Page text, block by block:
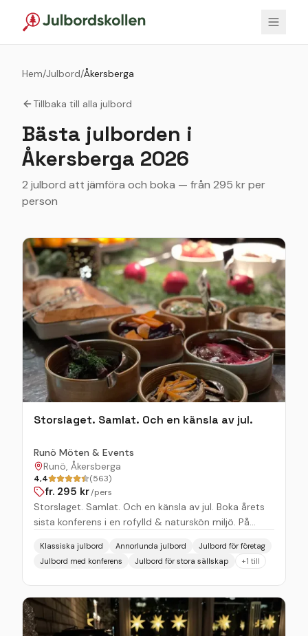
Hem/Julbord/Åkersberga
Tillbaka till alla julbord
Bästa julborden i
Åkersberga 2026
2 julbord att jämföra och boka — från 295 kr per
person
Storslaget. Samlat. Och en känsla av jul.
Runö Möten & Events
Runö, Åkersberga
4,4 (563)
fr. 295 kr/pers
Storslaget. Samlat. Och en känsla av jul. Boka årets
sista konferens i en rofylld & naturskön miljö. På
njutning – effektiva möten i ljusa, flexibla lokaler, och
en kväll med traditionellt julbord i restaurangen, där
varje smak är omsorgsfullt framtagen. Julbordet står
uppdukat med klassiska rätter av väl valda råvaror,
tillagade av våra erfarna kockar. Efter middagen kan
festen fortsätta i Galleriet – eller passar det bättre
Klassiska julbord Annorlunda julbord
Julbord för företag
Julbord med konferens
Julbord för stora sällskap +1 till